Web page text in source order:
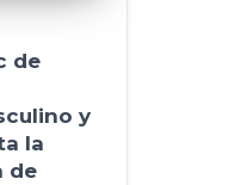
de
y
la
de